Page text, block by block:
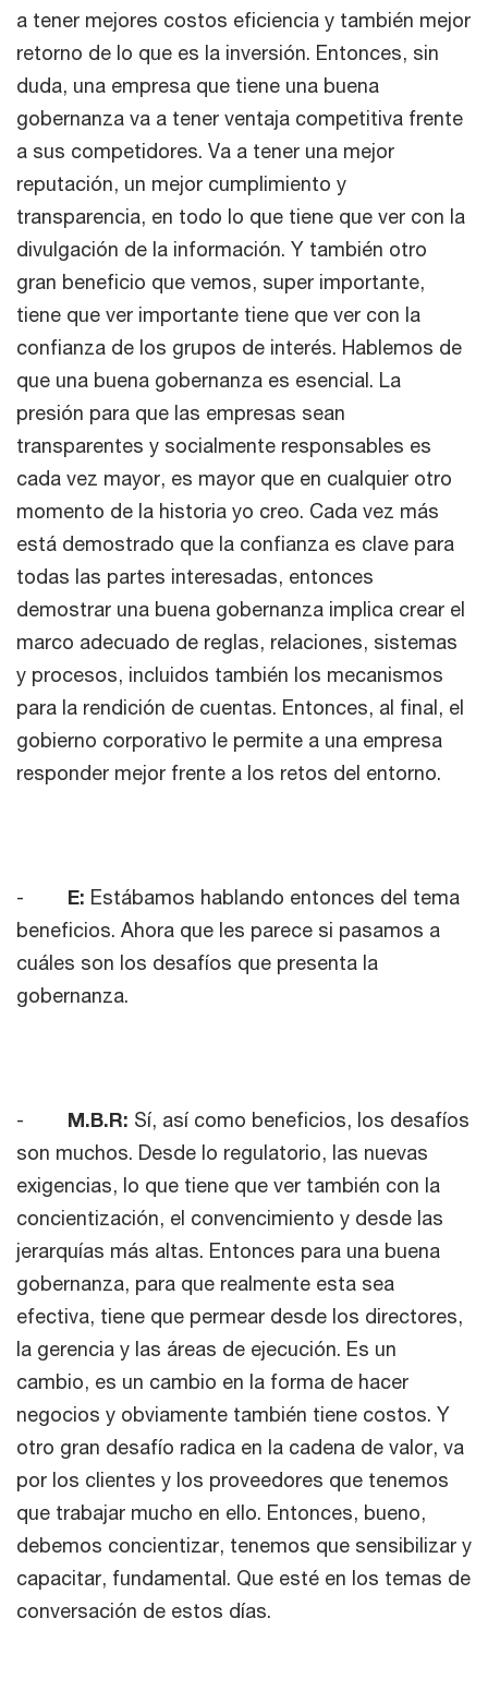
a tener mejores costos eficiencia y también mejor
retorno de lo que es la inversión. Entonces, sin
duda, una empresa que tiene una buena
gobernanza va a tener ventaja competitiva frente
a sus competidores. Va a tener una mejor
reputación, un mejor cumplimiento y
transparencia, en todo lo que tiene que ver con la
divulgación de la información. Y también otro
gran beneficio que vemos, super importante,
tiene que ver importante tiene que ver con la
confianza de los grupos de interés. Hablemos de
que una buena gobernanza es esencial. La
presión para que las empresas sean
transparentes y socialmente responsables es
cada vez mayor, es mayor que en cualquier otro
momento de la historia yo creo. Cada vez más
está demostrado que la confianza es clave para
todas las partes interesadas, entonces
demostrar una buena gobernanza implica crear el
marco adecuado de reglas, relaciones, sistemas
y procesos, incluidos también los mecanismos
para la rendición de cuentas. Entonces, al final, el
gobierno corporativo le permite a una empresa
responder mejor frente a los retos del entorno.
- E: Estábamos hablando entonces del tema
beneficios. Ahora que les parece si pasamos a
cuáles son los desafíos que presenta la
gobernanza.
- M.B.R: Sí, así como beneficios, los desafíos
son muchos. Desde lo regulatorio, las nuevas
exigencias, lo que tiene que ver también con la
concientización, el convencimiento y desde las
jerarquías más altas. Entonces para una buena
gobernanza, para que realmente esta sea
efectiva, tiene que permear desde los directores,
la gerencia y las áreas de ejecución. Es un
cambio, es un cambio en la forma de hacer
negocios y obviamente también tiene costos. Y
otro gran desafío radica en la cadena de valor, va
por los clientes y los proveedores que tenemos
que trabajar mucho en ello. Entonces, bueno,
debemos concientizar, tenemos que sensibilizar y
capacitar, fundamental. Que esté en los temas de
conversación de estos días.